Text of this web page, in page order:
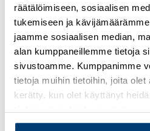
räätälöimiseen, sosiaalisen
tukemiseen ja
jaamme sosiaalisen median,
alan kumppaneillemme tietoja
sivustoamme. Kumppanimme
tietoja muihin tietoihin, joita olet
kerätty, kun olet käyttänyt
Osastot: Muut sulaketarvikkeet ,Uudet
TUTUSTU MYÖS